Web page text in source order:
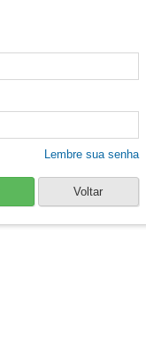
Lembre sua senha
Voltar